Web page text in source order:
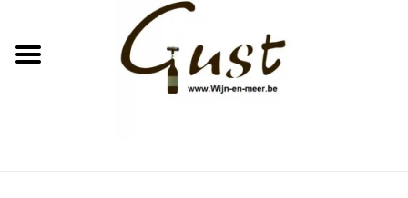
Witte wijn